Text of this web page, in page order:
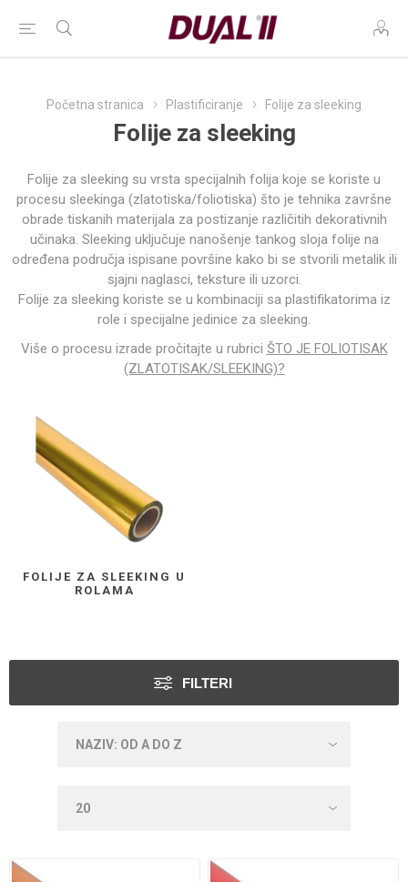
Početna stranica Plastificiranje Folije za sleeking
Folije za sleeking
Folije za sleeking su vrsta specijalnih folija koje se koriste u
procesu sleekinga (zlatotiska/foliotiska) što je tehnika završne
obrade tiskanih materijala za postizanje različitih dekorativnih
učinaka. Sleeking uključuje nanošenje tankog sloja folije na
određena područja ispisane površine kako bi se stvorili metalik ili
sjajni naglasci, teksture ili uzorci.
Folije za sleeking koriste se u kombinaciji sa plastifikatorima iz
role i specijalne jedinice za sleeking.
Više o procesu izrade pročitajte u rubrici ŠTO JE FOLIOTISAK
(ZLATOTISAK/SLEEKING)?
FOLIJE ZA SLEEKING U
ROLAMA
FILTERI